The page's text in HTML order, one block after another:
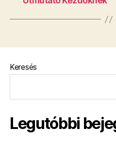
Keresés
Legutóbbi